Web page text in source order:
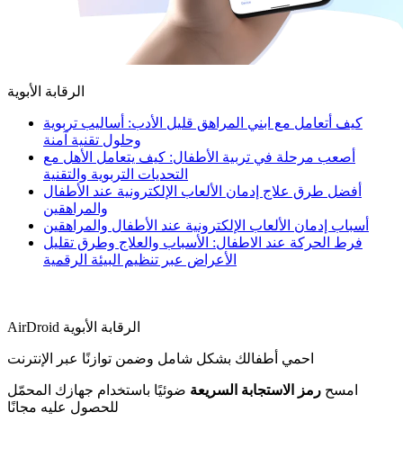
الرقابة الأبوية
كيف أتعامل مع ابني المراهق قليل الأدب: أساليب تربوية
وحلول تقنية آمنة
أصعب مرحلة في تربية الأطفال: كيف يتعامل الأهل مع
التحديات التربوية والتقنية
أفضل طرق علاج إدمان الألعاب الإلكترونية عند الأطفال
والمراهقين
أسباب إدمان الألعاب الإلكترونية عند الأطفال والمراهقين
فرط الحركة عند الاطفال: الأسباب والعلاج وطرق تقليل
الأعراض عبر تنظيم البيئة الرقمية
AirDroid الرقابة الأبوية
احمي أطفالك بشكل شامل وضمن توازنًا عبر الإنترنت
امسح رمز الاستجابة السريعة ضوئيًا باستخدام جهازك المحمّل
للحصول عليه مجانًا